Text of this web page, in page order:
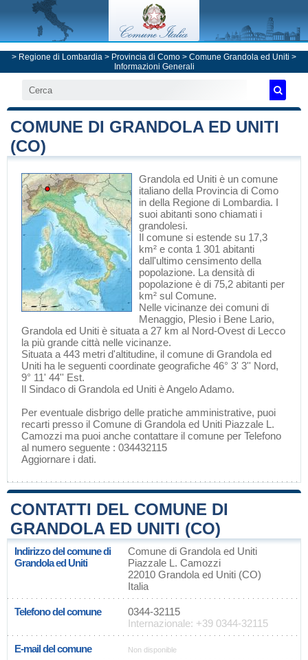
> Regione di Lombardia > Provincia di Como > Comune Grandola ed Uniti >
Informazioni Generali
COMUNE DI GRANDOLA ED UNITI
(CO)
Grandola ed Uniti è un comune
italiano della Provincia di Como
in della Regione di Lombardia. I
suoi abitanti sono chiamati i
grandolesi.
Il comune si estende su 17,3
km² e conta 1 301 abitanti
dall'ultimo censimento della
popolazione. La densità di
popolazione è di 75,2 abitanti per
km² sul Comune.
Nelle vicinanze dei comuni di
Menaggio, Plesio i Bene Lario,
Grandola ed Uniti è situata a 27 km al Nord-Ovest di Lecco
la più grande città nelle vicinanze.
Situata a 443 metri d'altitudine, il comune di Grandola ed
Uniti ha le seguenti coordinate geografiche 46° 3' 3'' Nord,
9° 11' 44'' Est.
Il Sindaco di Grandola ed Uniti è Angelo Adamo.
Per eventuale disbrigo delle pratiche amministrative, puoi
recarti presso il Comune di Grandola ed Uniti Piazzale L.
Camozzi ma puoi anche contattare il comune per Telefono
al numero seguente : 034432115
Aggiornare i dati.
CONTATTI DEL COMUNE DI
GRANDOLA ED UNITI (CO)
Indirizzo del comune di
Grandola ed Uniti
Comune di Grandola ed Uniti
Piazzale L. Camozzi
22010 Grandola ed Uniti (CO)
Italia
Telefono del comune
0344-32115
Internazionale: +39 0344-32115
E-mail del comune Non disponible